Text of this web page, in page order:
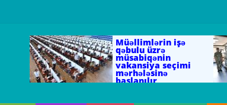
Müəllimlərin işə
qəbulu üzrə
müsabiqənin
vakansiya seçimi
mərhələsinə
başlanılır